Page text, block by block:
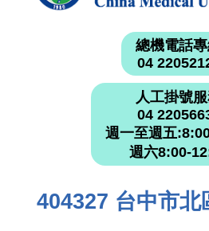
總機電話
04
人工掛號
04
週一至週五
週六8:00-
404327 台中市北